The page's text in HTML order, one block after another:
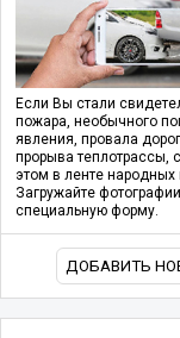
Если Вы стали
пожара, необычного
явления, провала
прорыва теплотрассы,
этом в ленте народных
Загружайте
специальную форму.
ДОБАВИТЬ